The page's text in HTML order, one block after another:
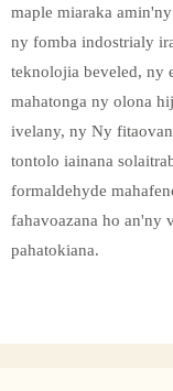
maple miaraka
ny fomba indostrialy
teknolojia beveled, ny
mahatonga ny olona
ivelany, ny Ny
tontolo iainana
formaldehyde
fahavoazana ho an'ny
pahatokiana.